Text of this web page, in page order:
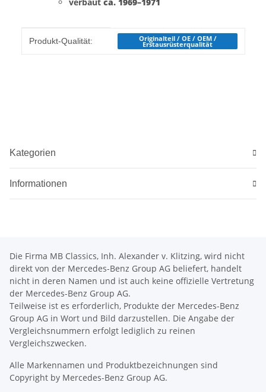
Produkteigenschaft
Wert
Produkt-Qualität: Originalteil / OE / OEM /
Erstausrüsterqualität
Kategorien
Informationen
Die Firma MB Classics, Inh. Alexander v. Klitzing, wird nicht
direkt von der Mercedes-Benz Group AG beliefert, handelt
nicht in deren Namen und ist auch keine offizielle Vertretung
der Mercedes-Benz Group AG.
Teilweise ist es erforderlich, Produkte der Mercedes-Benz
Group AG in Wort und Bild darzustellen. Die Angabe der
Vergleichsnummern erfolgt lediglich zu reinen
Vergleichszwecken.
Alle Markennamen und Produktbezeichnungen sind
Copyright by Mercedes-Benz Group AG.